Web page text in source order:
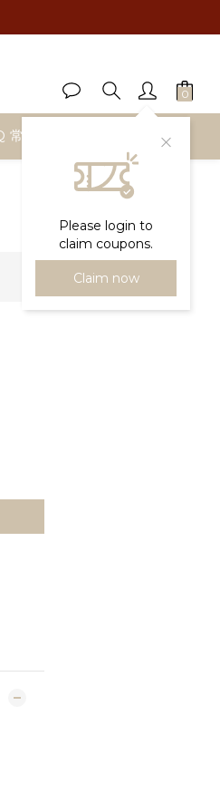
Please login to
claim coupons.
Claim now
見問題 Blog Posts
BUY NOW